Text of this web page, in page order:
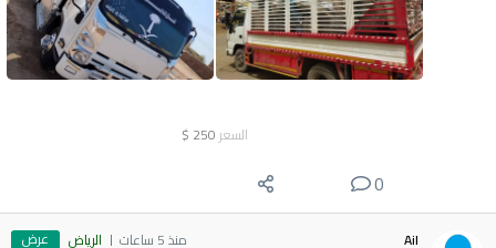
السعر 250
$
0
Ail منذ 5 ساعات الرياض عرض